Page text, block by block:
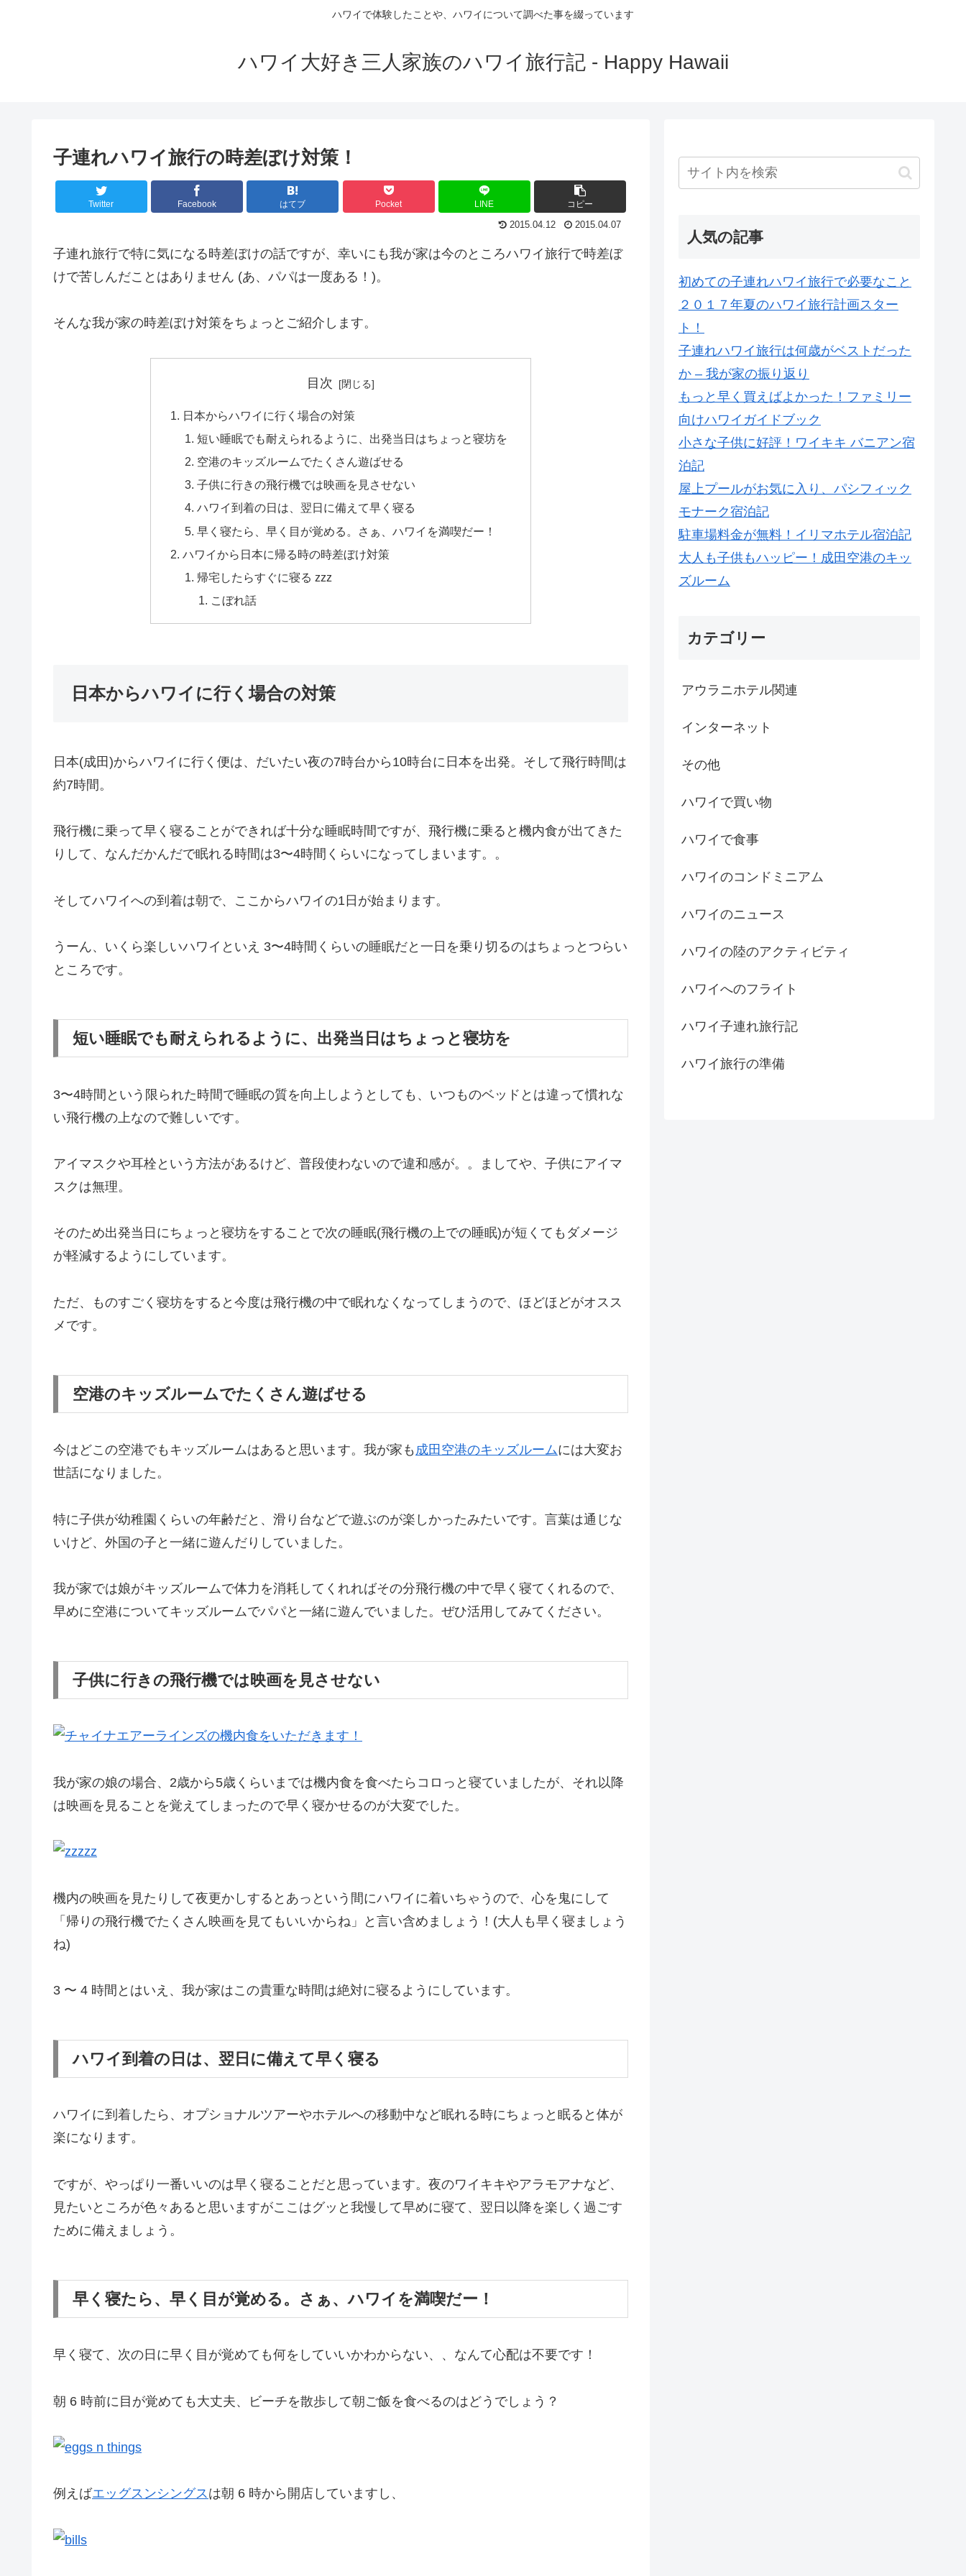
ハワイで体験したことや、ハワイについて調べた事を綴っています
ハワイ大好き三人家族のハワイ旅行記 - Happy Hawaii
子連れハワイ旅行の時差ぼけ対策！
Twitter Facebook はてブ Pocket LINE コピー
2015.04.12 2015.04.07
子連れ旅行で特に気になる時差ぼけの話ですが、幸いにも我が家は今のところハワイ旅行で時差ぼ
けで苦しんだことはありません (あ、パパは一度ある！)。
そんな我が家の時差ぼけ対策をちょっとご紹介します。
目次
日本からハワイに行く場合の対策
短い睡眠でも耐えられるように、出発当日はちょっと寝坊を
空港のキッズルームでたくさん遊ばせる
子供に行きの飛行機では映画を見させない
ハワイ到着の日は、翌日に備えて早く寝る
早く寝たら、早く目が覚める。さぁ、ハワイを満喫だー！
ハワイから日本に帰る時の時差ぼけ対策
帰宅したらすぐに寝る zzz
こぼれ話
日本からハワイに行く場合の対策
日本(成田)からハワイに行く便は、だいたい夜の7時台から10時台に日本を出発。そして飛行時間は
約7時間。
飛行機に乗って早く寝ることができれば十分な睡眠時間ですが、飛行機に乗ると機内食が出てきた
りして、なんだかんだで眠れる時間は3〜4時間くらいになってしまいます。。
そしてハワイへの到着は朝で、ここからハワイの1日が始まります。
うーん、いくら楽しいハワイといえ 3〜4時間くらいの睡眠だと一日を乗り切るのはちょっとつらい
ところです。
短い睡眠でも耐えられるように、出発当日はちょっと寝坊を
3〜4時間という限られた時間で睡眠の質を向上しようとしても、いつものベッドとは違って慣れな
い飛行機の上なので難しいです。
アイマスクや耳栓という方法があるけど、普段使わないので違和感が。。ましてや、子供にアイマ
スクは無理。
そのため出発当日にちょっと寝坊をすることで次の睡眠(飛行機の上での睡眠)が短くてもダメージ
が軽減するようにしています。
ただ、ものすごく寝坊をすると今度は飛行機の中で眠れなくなってしまうので、ほどほどがオスス
メです。
空港のキッズルームでたくさん遊ばせる
今はどこの空港でもキッズルームはあると思います。我が家も 成田空港のキッズルームには大変お
世話になりました。
特に子供が幼稚園くらいの年齢だと、滑り台などで遊ぶのが楽しかったみたいです。言葉は通じな
いけど、外国の子と一緒に遊んだりしていました。
我が家では娘がキッズルームで体力を消耗してくれればその分飛行機の中で早く寝てくれるので、
早めに空港についてキッズルームでパパと一緒に遊んでいました。ぜひ活用してみてください。
子供に行きの飛行機では映画を見させない
我が家の娘の場合、2歳から5歳くらいまでは機内食を食べたらコロっと寝ていましたが、それ以降
は映画を見ることを覚えてしまったので早く寝かせるのが大変でした。
機内の映画を見たりして夜更かしするとあっという間にハワイに着いちゃうので、心を鬼にして
「帰りの飛行機でたくさん映画を見てもいいからね」と言い含めましょう！(大人も早く寝ましょう
ね)
3 〜 4 時間とはいえ、我が家はこの貴重な時間は絶対に寝るようにしています。
ハワイ到着の日は、翌日に備えて早く寝る
ハワイに到着したら、オプショナルツアーやホテルへの移動中など眠れる時にちょっと眠ると体が
楽になります。
ですが、やっぱり一番いいのは早く寝ることだと思っています。夜のワイキキやアラモアナなど、
見たいところが色々あると思いますがここはグッと我慢して早めに寝て、翌日以降を楽しく過ごす
ために備えましょう。
早く寝たら、早く目が覚める。さぁ、ハワイを満喫だー！
早く寝て、次の日に早く目が覚めても何をしていいかわからない、、なんて心配は不要です！
朝 6 時前に目が覚めても大丈夫、ビーチを散歩して朝ご飯を食べるのはどうでしょう？
例えばエッグスンシングスは朝 6 時から開店していますし、
人気の記事
初めての子連れハワイ旅行で必要なこと
２０１７年夏のハワイ旅行計画スター
ト！
子連れハワイ旅行は何歳がベストだった
か – 我が家の振り返り
もっと早く買えばよかった！ファミリー
向けハワイガイドブック
小さな子供に好評！ワイキキ バニアン宿
泊記
屋上プールがお気に入り、パシフィック
モナーク宿泊記
駐車場料金が無料！イリマホテル宿泊記
大人も子供もハッピー！成田空港のキッ
ズルーム
カテゴリー
アウラニホテル関連
インターネット
その他
ハワイで買い物
ハワイで食事
ハワイのコンドミニアム
ハワイのニュース
ハワイの陸のアクティビティ
ハワイへのフライト
ハワイ子連れ旅行記
ハワイ旅行の準備